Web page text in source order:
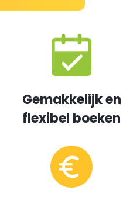
Gemakkelijk en
flexibel boeken